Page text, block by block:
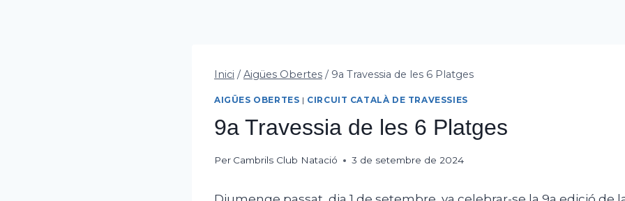
Inici / Aigües Obertes / 9a Travessia de les 6 Platges
AIGÜES OBERTES | CIRCUIT CATALÀ DE TRAVESSIES
9a Travessia de les 6 Platges
Per Cambrils Club Natació 3 de setembre de 2024